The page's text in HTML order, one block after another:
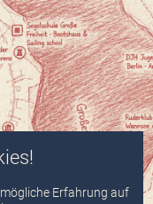
Erfahrung auf